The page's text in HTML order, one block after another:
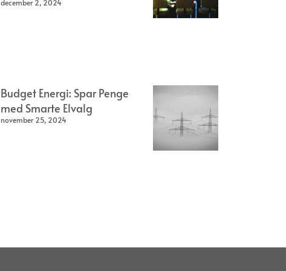
december 2, 2024
Budget Energi: Spar Penge
med Smarte Elvalg
november 25, 2024